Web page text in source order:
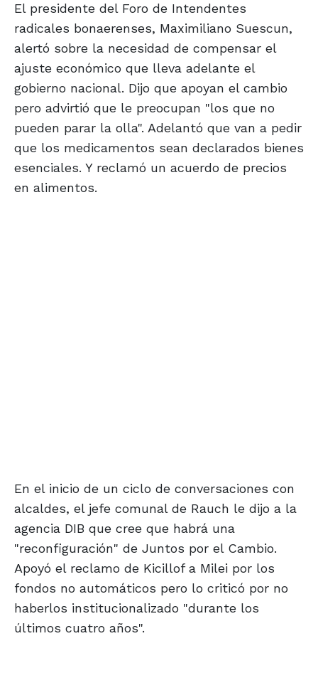
El presidente del Foro de Intendentes
radicales bonaerenses, Maximiliano Suescun,
alertó sobre la necesidad de compensar el
ajuste económico que lleva adelante el
gobierno nacional. Dijo que apoyan el cambio
pero advirtió que le preocupan "los que no
pueden parar la olla". Adelantó que van a pedir
que los medicamentos sean declarados bienes
esenciales. Y reclamó un acuerdo de precios
en alimentos.
En el inicio de un ciclo de conversaciones con
alcaldes, el jefe comunal de Rauch le dijo a la
agencia DIB que cree que habrá una
"reconfiguración" de Juntos por el Cambio.
Apoyó el reclamo de Kicillof a Milei por los
fondos no automáticos pero lo criticó por no
haberlos institucionalizado "durante los
últimos cuatro años".